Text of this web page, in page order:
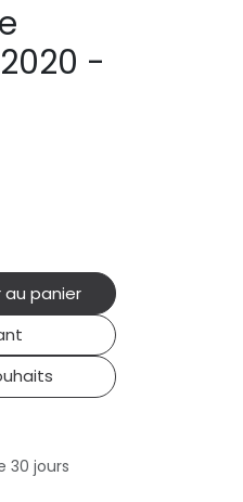
-
au panier
30 jours